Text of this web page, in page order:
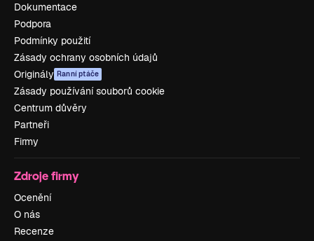
Dokumentace
Podpora
Podmínky použití
Zásady ochrany osobních údajů
Originály Ranní ptáče
Zásady používání souborů cookie
Centrum důvěry
Partneři
Firmy
Zdroje firmy
Ocenění
O nás
Recenze